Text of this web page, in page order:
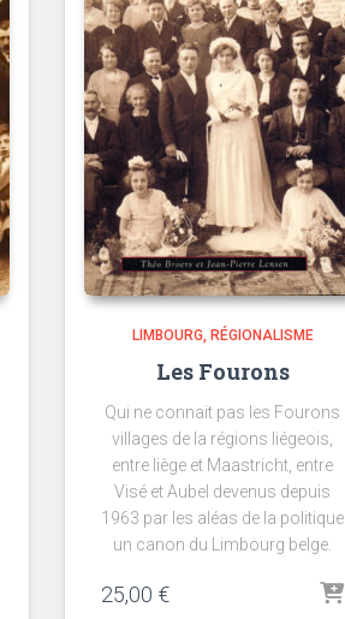
LIMBOURG RÉGIONALISME
Les Fourons
Qui ne connait pas les Fourons
villages de la régions liégeois,
entre liège et Maastricht, entre
Visé et Aubel devenus depuis
1963 par les aléas de la politique
un canon du Limbourg belge.
25,00 €